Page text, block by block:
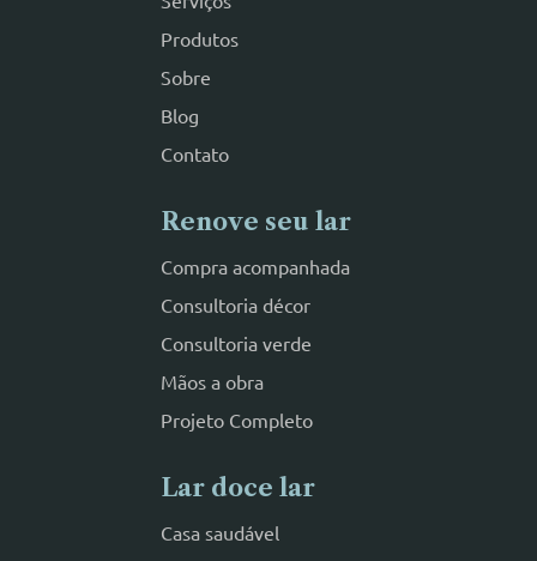
Produtos
Sobre
Blog
Contato
Renove seu lar
Compra acompanhada
Consultoria décor
Consultoria verde
Mãos a obra
Projeto Completo
Lar doce lar
Casa saudável